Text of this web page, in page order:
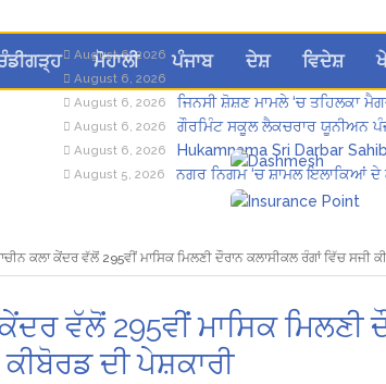
ਮੋਹਾਲੀ ਪੰਜਾਬ ਦੇਸ਼ ਵਿਦੇਸ਼
August 6, 2026 ਲੋਕ ਸਭਾ ‘ਚ UPI ਅਤੇ ਹੋਰ ਡਿਜ਼ੀਟਲ
August 6, 2026
August 6, 2026 ਜਿਨਸੀ ਸ਼ੋਸ਼ਣ ਮਾਮਲੇ ‘ਚ ਤਹਿਲਕਾ
August 6, 2026 ਗੌਰਮਿੰਟ ਸਕੂਲ ਲੈਕਚਰਾਰ ਯੂਨੀਅਨ
August 6, 2026 Hukamnama Sri Darbar
August 5, 2026 ਨਗਰ ਨਿਗਮ ‘ਚ ਸ਼ਾਮਲ ਇਲਾਕਿਆਂ
ਕਲਾ ਕੇਂਦਰ ਵੱਲੋਂ 295ਵੀਂ ਮਾਸਿਕ ਮਿਲਣੀ ਦੌਰਾਨ ਕਲਾਸੀਕਲ ਰੰਗਾਂ ਵਿੱਚ ਸਜੀ
ਵੱਲੋਂ 295ਵੀਂ ਮਾਸਿਕ ਮਿਲਣੀ
ਦੀ ਪੇਸ਼ਕਾਰੀ